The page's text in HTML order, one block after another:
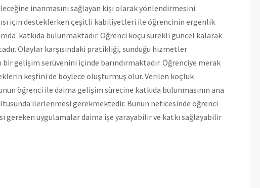
inanmasını sağlayan kişi olarak yönlendirmesini
için desteklerken çeşitli kabiliyetleri ile öğrencinin ergenlik
katkıda bulunmaktadır. Öğrenci koçu sürekli güncel kalarak
Olaylar karşısındaki pratikliği, sunduğu hizmetler
gelişim serüvenini içinde barındırmaktadır. Öğrenciye merak
keşfini de böylece oluşturmuş olur. Verilen koçluk
öğrenci ile daima gelişim sürecine katkıda bulunmasının ana
ilerlenmesi gerekmektedir. Bunun neticesinde öğrenci
gereken uygulamalar daima işe yarayabilir ve katkı sağlayabilir